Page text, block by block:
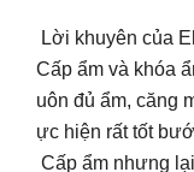
Lời khuyên của
Cấp ẩm và khóa
uôn đủ ẩm, căng
ực hiện rất tốt
Cấp ẩm nhưng